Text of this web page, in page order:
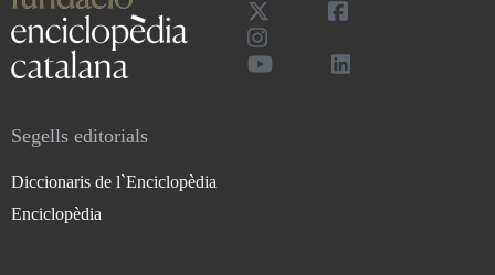
Segells editorials
Diccionaris de l`Enciclopèdia
Enciclopèdia